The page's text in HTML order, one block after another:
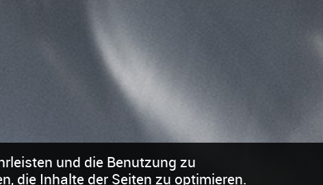
und die Benutzung zu
die Inhalte der Seiten zu optimieren.